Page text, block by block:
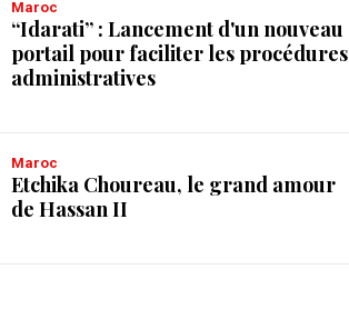
Maroc
“Idarati” : Lancement d'un nouveau
portail pour faciliter les procédures
administratives
Maroc
Etchika Choureau, le grand amour
de Hassan II